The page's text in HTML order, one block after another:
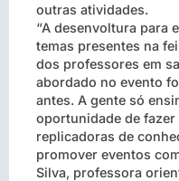
outras atividades.
“A desenvoltura para
temas presentes na
dos professores em
abordado no evento
antes. A gente só
oportunidade de
replicadoras de
promover eventos
Silva, professora